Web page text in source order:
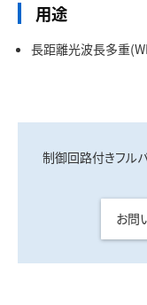
用途
長距離光波長多重
制御回路付きフル
お問